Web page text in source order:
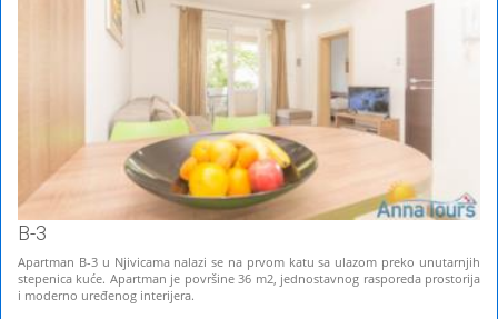
B-3
Apartman B-3 u Njivicama nalazi se na prvom katu sa ulazom preko unutarnjih
stepenica kuće. Apartman je površine 36 m2, jednostavnog rasporeda prostorija
i moderno uređenog interijera.